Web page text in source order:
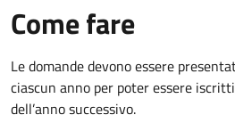
Come fare
Le domandedevono essere
ciascun anno per poter essere
dell’anno successivo.